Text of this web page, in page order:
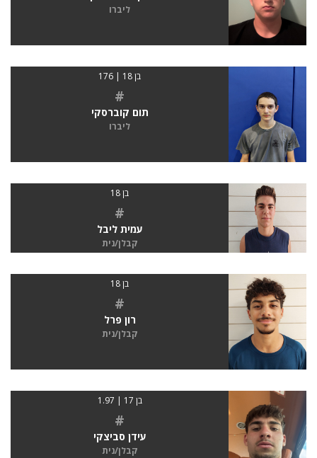
ליברו
בן 18 | 176
#
תום קוברסקי
ליברו
בן 18
#
עמית ליבל
קבלן/נית
בן 18
#
רון פרל
קבלן/נית
בן 17 | 1.97
#
עידן סביצקי
קבלן/נית